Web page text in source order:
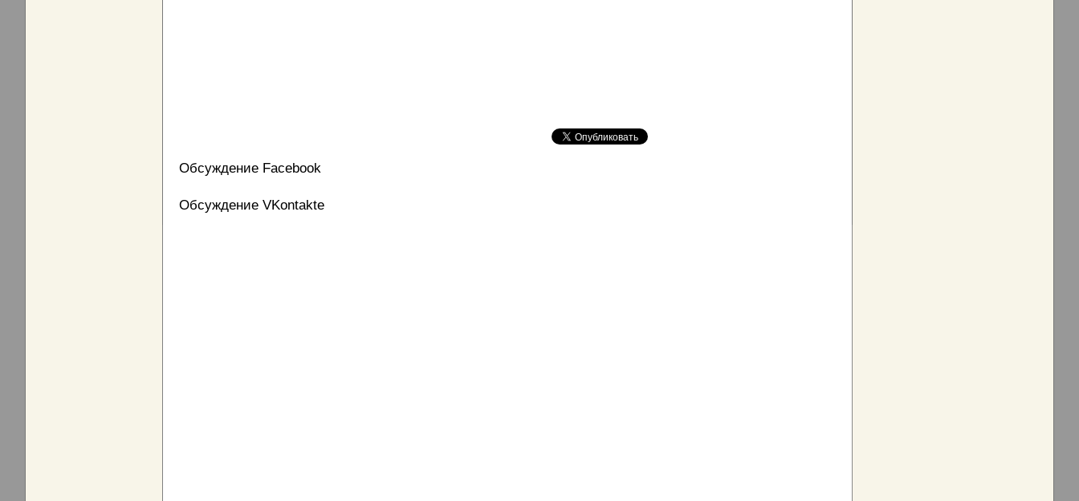
Обсуждение Facebook
Обсуждение VKontakte